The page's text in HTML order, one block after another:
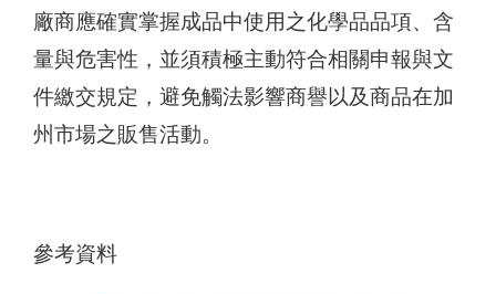
廠商應確實掌握成品中使用之化學品品項、含
量與危害性，並須積極主動符合相關申報與文
件繳交規定，避免觸法影響商譽以及商品在加
州市場之販售活動。
參考資料